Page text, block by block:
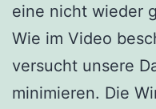
eine nicht wieder
Wie im Video
versucht unsere
minimieren. Die